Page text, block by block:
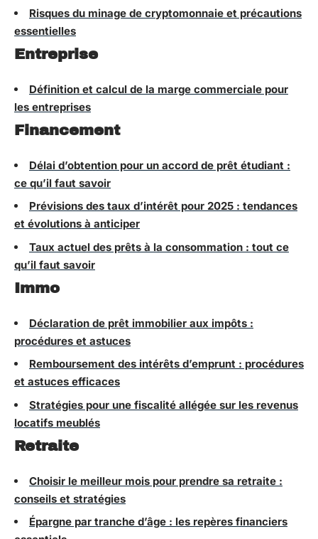
Risques du minage de cryptomonnaie et précautions
essentielles
Entreprise
Définition et calcul de la marge commerciale pour
les entreprises
Financement
Délai d’obtention pour un accord de prêt étudiant :
ce qu’il faut savoir
Prévisions des taux d’intérêt pour 2025 : tendances
et évolutions à anticiper
Taux actuel des prêts à la consommation : tout ce
qu’il faut savoir
Immo
Déclaration de prêt immobilier aux impôts :
procédures et astuces
Remboursement des intérêts d’emprunt : procédures
et astuces efficaces
Stratégies pour une fiscalité allégée sur les revenus
locatifs meublés
Retraite
Choisir le meilleur mois pour prendre sa retraite :
conseils et stratégies
Épargne par tranche d’âge : les repères financiers